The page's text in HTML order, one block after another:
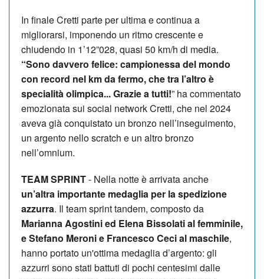
In finale Cretti parte per ultima e continua a
migliorarsi, imponendo un ritmo crescente e
chiudendo in 1’12”028, quasi 50 km/h di media.
“Sono davvero felice: campionessa del mondo
con record nel km da fermo, che tra l’altro è
specialità olimpica... Grazie a tutti!” ha commentato
emozionata sui social network Cretti, che nel 2024
aveva già conquistato un bronzo nell’inseguimento,
un argento nello scratch e un altro bronzo
nell’omnium.
TEAM SPRINT- Nella notte è arrivata anche
un’altra importante medaglia per la spedizione
azzurra. Il team sprint tandem, composto da
Marianna Agostini ed Elena Bissolati al femminile,
e Stefano Meroni e Francesco Ceci al maschile,
hanno portato un'ottima medaglia d’argento: gli
azzurri sono stati battuti di pochi centesimi dalle